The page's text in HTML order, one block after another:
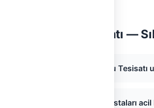
Konya Su Tesisatı —
Konya bölgesinde Su Tesisatı
Cihanbeyli, Konya Su Tesisatı ustaları